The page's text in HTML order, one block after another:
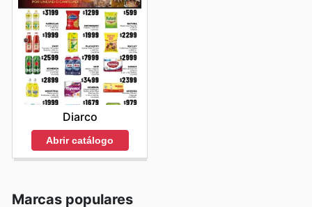
Diarco
Abrir catálogo
Marcas populares